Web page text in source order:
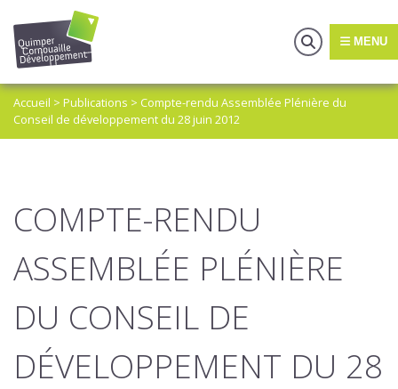
MENU
Accueil > Publications > Compte-rendu Assemblée Plénière du
Conseil de développement du 28 juin 2012
COMPTE-RENDU
ASSEMBLÉE PLÉNIÈRE
DU CONSEIL DE
DÉVELOPPEMENT DU 28